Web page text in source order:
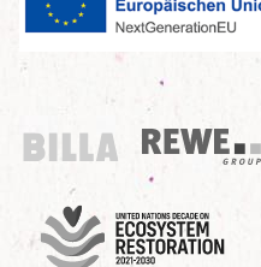
Billa
REWE Group
UN Decade